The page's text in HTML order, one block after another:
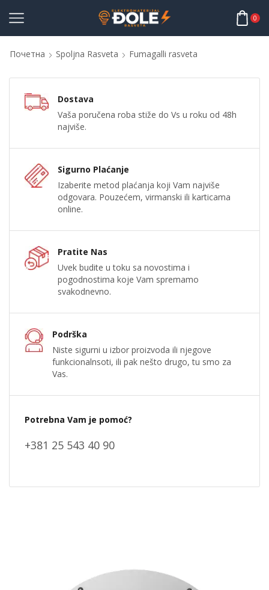
0
Почетна Spoljna Rasveta Fumagalli rasveta
Dostava
Vaša poručena roba stiže do Vs u roku od 48h
najviše.
Sigurno Plaćanje
Izaberite metod plaćanja koji Vam najviše
odgovara. Pouzećem, virmanski ili karticama
online.
Pratite Nas
Uvek budite u toku sa novostima i
pogodnostima koje Vam spremamo
svakodnevno.
Podrška
Niste sigurni u izbor proizvoda ili njegove
funkcionalnsoti, ili pak nešto drugo, tu smo za
Vas.
Potrebna Vam je pomoć?
+381 25 543 40 90